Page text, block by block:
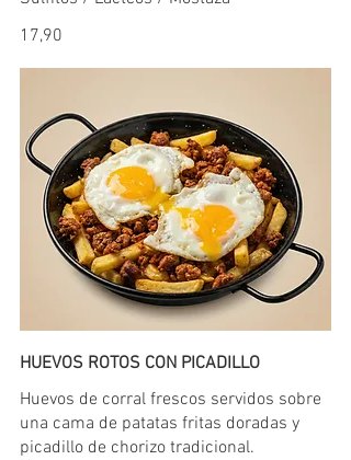
17,90
HUEVOS ROTOS CON PICADILLO
Huevos de corral frescos servidos sobre
una cama de patatas fritas doradas y
picadillo de chorizo tradicional.